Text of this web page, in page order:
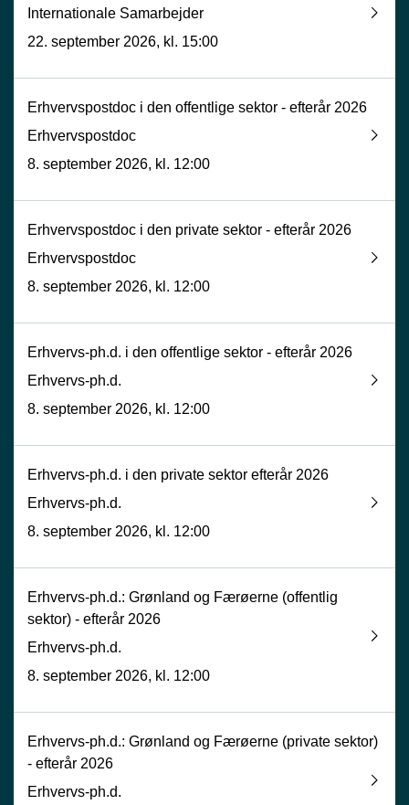
Internationale Samarbejder
22. september 2026, kl. 15:00
Erhvervspostdoc i den offentlige sektor - efterår 2026
Erhvervspostdoc
8. september 2026, kl. 12:00
Erhvervspostdoc i den private sektor - efterår 2026
Erhvervspostdoc
8. september 2026, kl. 12:00
Erhvervs-ph.d. i den offentlige sektor - efterår 2026
Erhvervs-ph.d.
8. september 2026, kl. 12:00
Erhvervs-ph.d. i den private sektor efterår 2026
Erhvervs-ph.d.
8. september 2026, kl. 12:00
Erhvervs-ph.d.: Grønland og Færøerne (offentlig
sektor) - efterår 2026
Erhvervs-ph.d.
8. september 2026, kl. 12:00
Erhvervs-ph.d.: Grønland og Færøerne (private sektor)
- efterår 2026
Erhvervs-ph.d.